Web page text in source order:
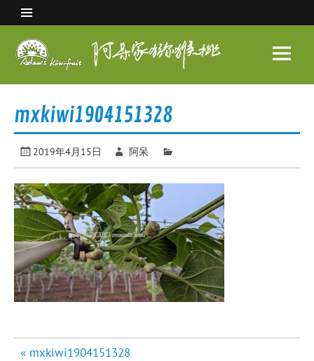
content
阿呆
家猕
mxkiwi1904151328
2019年4月15日 阿呆
文
« mxkiwi1904151328